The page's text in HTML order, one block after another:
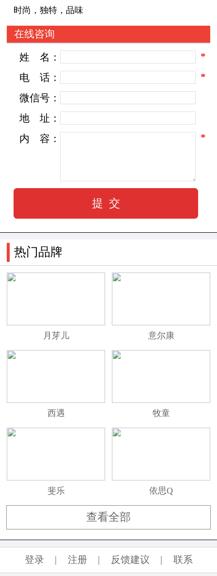
时尚，独特，品味
在线咨询
姓
名：
*
电
话：
*
微信号：
地
址：
内
容： *
热门品牌
月芽儿 意尔康
西遇 牧童
斐乐 依思Q
查看全部
登录 注册 反馈建议 联系